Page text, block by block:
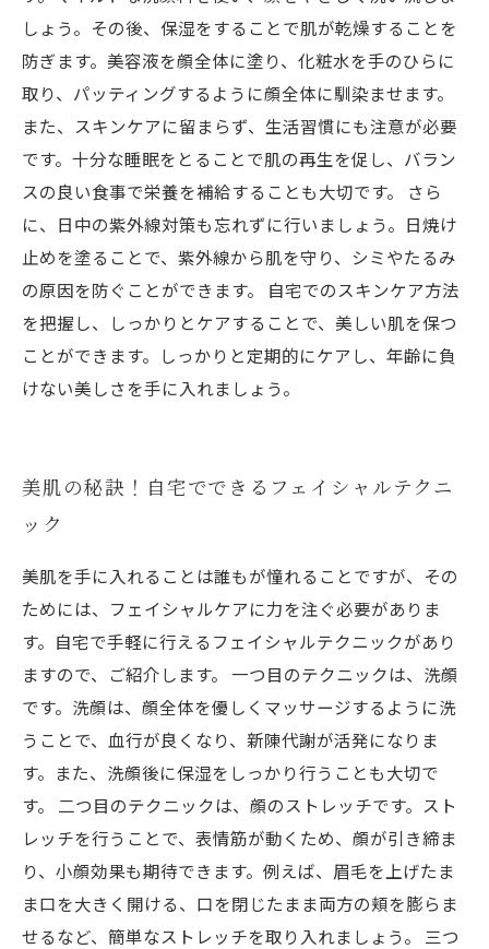
しょう。その後、保湿をすることで肌が乾燥することを
防ぎます。美容液を顔全体に塗り、化粧水を手のひらに
取り、パッティングするように顔全体に馴染ませます。
また、スキンケアに留まらず、生活習慣にも注意が必要
です。十分な睡眠をとることで肌の再生を促し、バラン
スの良い食事で栄養を補給することも大切です。 さら
に、日中の紫外線対策も忘れずに行いましょう。日焼け
止めを塗ることで、紫外線から肌を守り、シミやたるみ
の原因を防ぐことができます。 自宅でのスキンケア方法
を把握し、しっかりとケアすることで、美しい肌を保つ
ことができます。しっかりと定期的にケアし、年齢に負
けない美しさを手に入れましょう。
美肌の秘訣！自宅でできるフェイシャルテクニ
ック
美肌を手に入れることは誰もが憧れることですが、その
ためには、フェイシャルケアに力を注ぐ必要がありま
す。自宅で手軽に行えるフェイシャルテクニックがあり
ますので、ご紹介します。 一つ目のテクニックは、洗顔
です。洗顔は、顔全体を優しくマッサージするように洗
うことで、血行が良くなり、新陳代謝が活発になりま
す。また、洗顔後に保湿をしっかり行うことも大切で
す。 二つ目のテクニックは、顔のストレッチです。スト
レッチを行うことで、表情筋が動くため、顔が引き締ま
り、小顔効果も期待できます。例えば、眉毛を上げたま
ま口を大きく開ける、口を閉じたまま両方の頬を膨らま
せるなど、簡単なストレッチを取り入れましょう。 三つ